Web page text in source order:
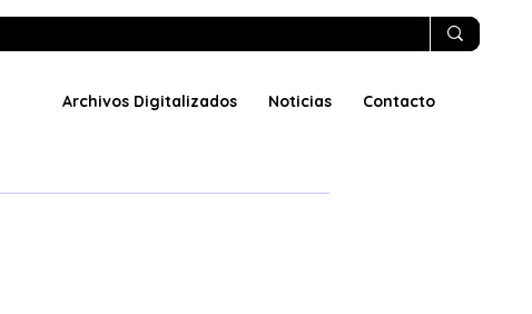
Archivos Digitalizados Noticias Contacto